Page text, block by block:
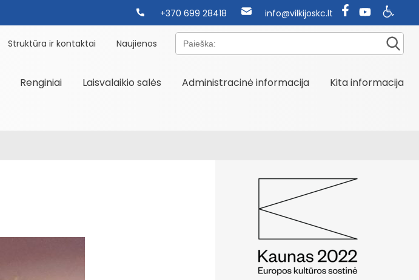
+370 699 28418 info@vilkijoskc.lt
Struktūra ir kontaktai Naujienos Paieška:
Renginiai Laisvalaikio salės Administracinė informacija Kita informacija